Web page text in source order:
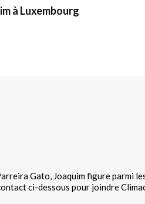
à Luxembourg
Gato, Joaquim figure parmi
ci-dessous pour joindre